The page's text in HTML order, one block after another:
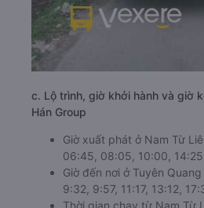
c. Lộ trình, giờ khởi hành và giờ
Hán Group
Giờ xuất phát ở Nam Từ
06:45, 08:05, 10:00, 14:25
Giờ đến nơi ở Tuyên
9:32, 9:57, 11:17, 13:12,